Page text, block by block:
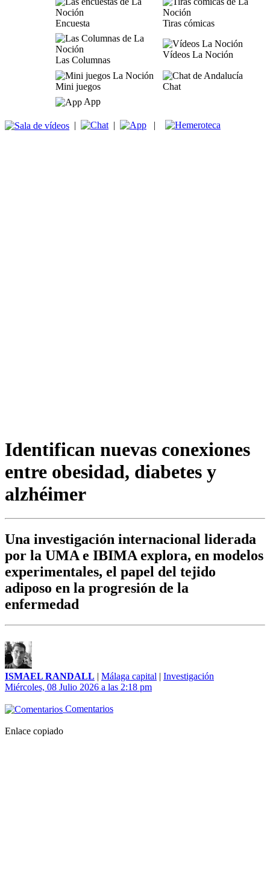
Encuesta Tiras cómicas
Las Columnas
Vídeos La Noción
Mini juegos
Chat
App
| | |
Identifican nuevas conexiones
entre obesidad, diabetes y
alzhéimer
Una investigación internacional liderada
por la UMA e IBIMA explora, en modelos
experimentales, el papel del tejido
adiposo en la progresión de la
enfermedad
ISMAEL RANDALL | Málaga capital | Investigación
Miércoles, 08 Julio 2026 a las 2:18 pm
Comentarios
Enlace copiado